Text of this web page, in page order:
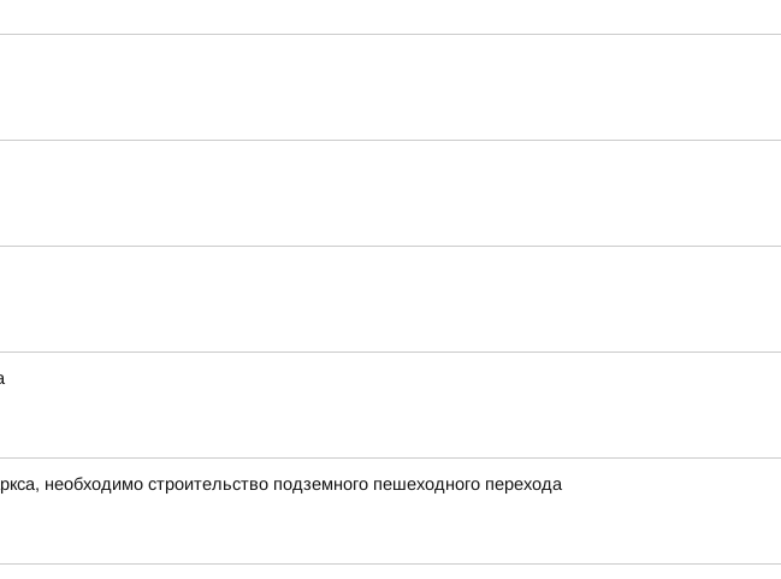
необходимо строительство подземного пешеходного перехода